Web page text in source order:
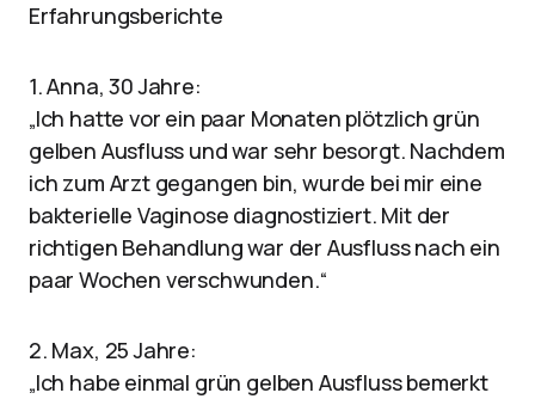
Erfahrungsberichte
1. Anna, 30 Jahre:
„Ich hatte vor ein paar Monaten plötzlich grün
gelben Ausfluss und war sehr besorgt. Nachdem
ich zum Arzt gegangen bin, wurde bei mir eine
bakterielle Vaginose diagnostiziert. Mit der
richtigen Behandlung war der Ausfluss nach ein
paar Wochen verschwunden.“
2. Max, 25 Jahre:
„Ich habe einmal grün gelben Ausfluss bemerkt